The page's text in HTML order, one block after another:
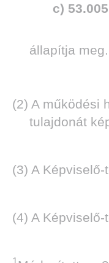
c)
állapítja meg.
(2) A működési
tulajdonát
(3) A
(4) A